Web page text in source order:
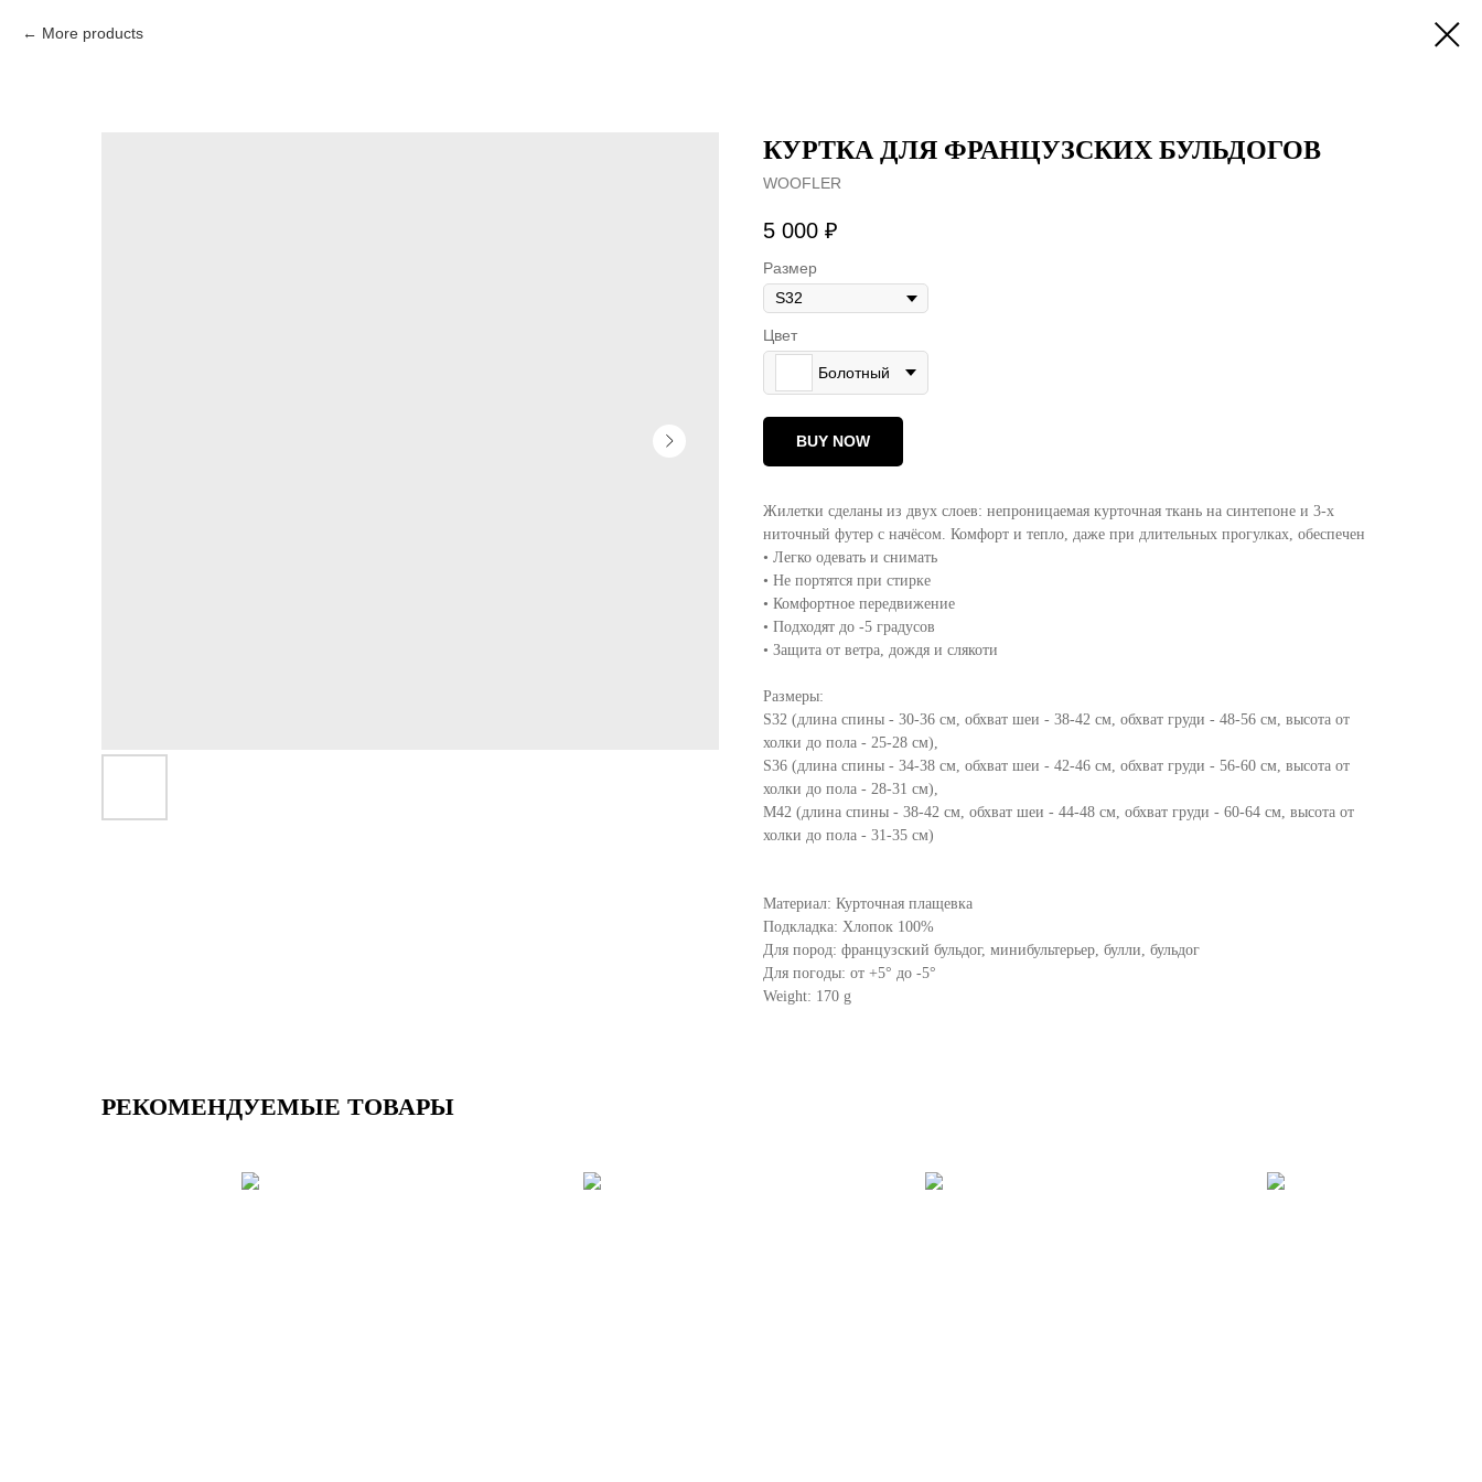
More products
КУРТКА ДЛЯ ФРАНЦУЗСКИХ БУЛЬДОГОВ
WOOFLER
5 000 ₽
Размер
Цвет
Болотный
BUY NOW
Жилетки сделаны из двух слоев: непроницаемая курточная ткань на синтепоне и 3-х
ниточный футер с начёсом. Комфорт и тепло, даже при длительных прогулках, обеспечен
• Легко одевать и снимать
• Не портятся при стирке
• Комфортное передвижение
• Подходят до -5 градусов
• Защита от ветра, дождя и слякоти
Размеры:
S32 (длина спины - 30-36 см, обхват шеи - 38-42 см, обхват груди - 48-56 см, высота от
холки до пола - 25-28 см),
S36 (длина спины - 34-38 см, обхват шеи - 42-46 см, обхват груди - 56-60 см, высота от
холки до пола - 28-31 см),
М42 (длина спины - 38-42 см, обхват шеи - 44-48 см, обхват груди - 60-64 см, высота от
холки до пола - 31-35 см)
Материал: Курточная плащевка
Подкладка: Хлопок 100%
Для пород: французский бульдог, минибультерьер, булли, бульдог
Для погоды: от +5° до -5°
Weight: 170 g
РЕКОМЕНДУЕМЫЕ ТОВАРЫ